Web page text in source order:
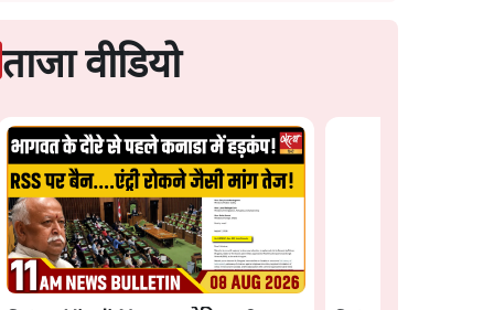
ताजा वीडियो